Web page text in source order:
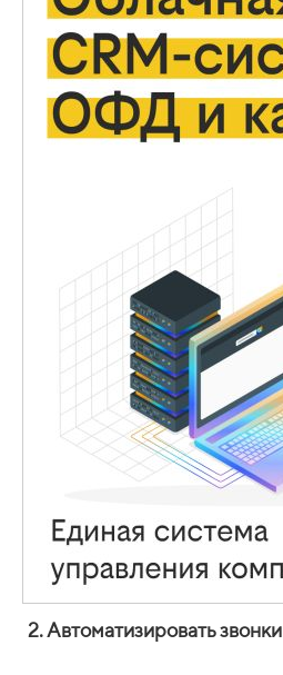
2. Автоматизировать звонки